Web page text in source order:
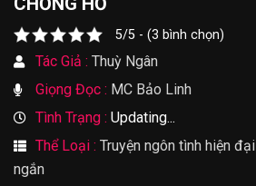
5/5 - (3 bình chọn)
Tác Giả : Thuỳ Ngân
Giọng Đọc : MC Bảo Linh
Tình Trạng : Updating...
Thể Loại : Truyện ngôn tình hiện đại
ngắn